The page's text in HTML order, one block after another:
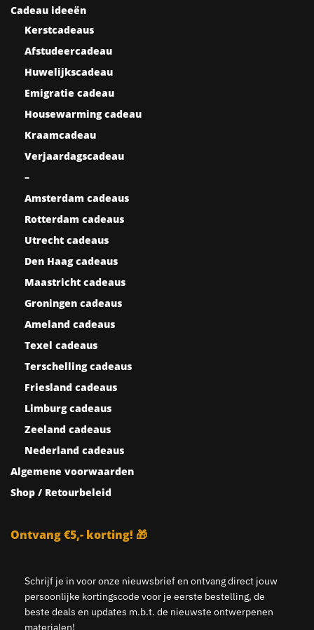
Cadeau ideeën
Kerstcadeaus
Afstudeercadeau
Huwelijkscadeau
Emigratie cadeau
Housewarming cadeau
Kraamcadeau
Verjaardagscadeau
–
Amsterdam cadeaus
Rotterdam cadeaus
Utrecht cadeaus
Den Haag cadeaus
Maastricht cadeaus
Groningen cadeaus
Ameland cadeaus
Texel cadeaus
Terschelling cadeaus
Friesland cadeaus
Limburg cadeaus
Zeeland cadeaus
Nederland cadeaus
Algemene voorwaarden
Shop / Retourbeleid
Ontvang €5,- korting! 🎁
Schrijf je in voor onze nieuwsbrief en ontvang direct jouw
persoonlijke kortingscode voor je eerste bestelling, de
beste deals en updates m.b.t. de nieuwste ontwerpenen
materialen!